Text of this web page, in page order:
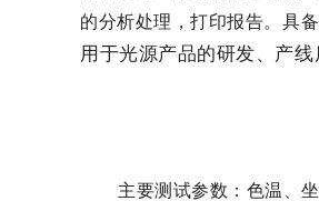
的分析处理，打印报告。具
用于光源产品的研发、产线
主要测试参数：色温、